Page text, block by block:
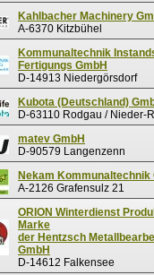
Kahlbacher Machinery
A-6370 Kitzbühel
Kommunaltechnik
Fertigungs GmbH
D-14913 Niedergörsdorf
Kubota (Deutschland)
D-63110 Rodgau / Nieder-
matev GmbH
D-90579 Langenzenn
Nekam Kommunaltechnik
A-2126 Grafensulz 21
ORION Winterdienst
Marke
der Hentzsch
GmbH
D-14612 Falkensee